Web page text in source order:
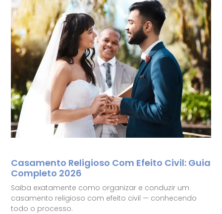
Casamento Religioso Com Efeito Civil: Guia
Completo 2026
Saiba exatamente como organizar e conduzir um
casamento religioso com efeito civil — conhecendo
todo o processo.